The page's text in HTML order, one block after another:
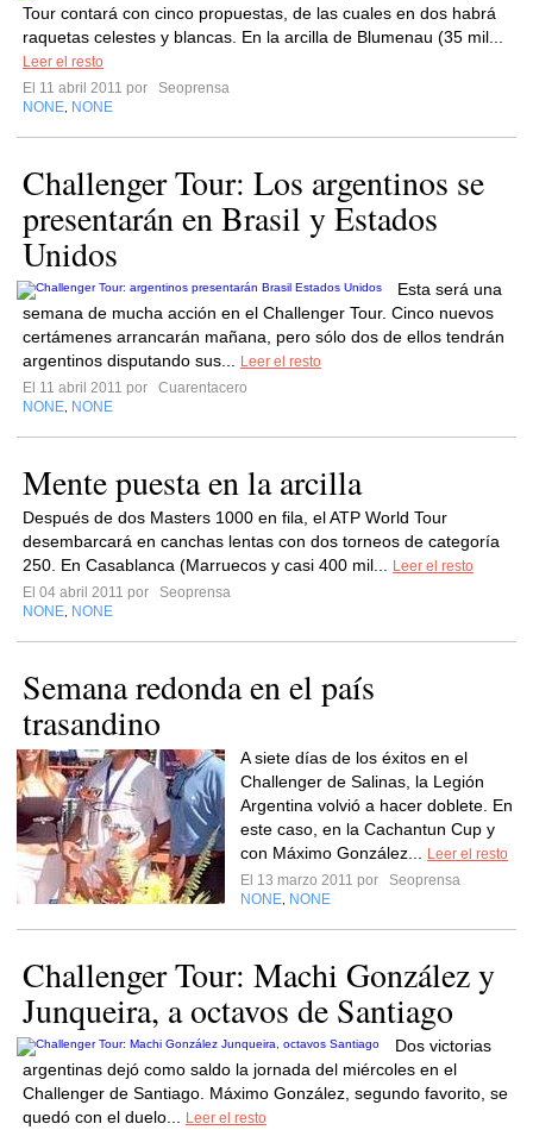
Tour contará con cinco propuestas, de las cuales en dos habrá
raquetas celestes y blancas. En la arcilla de Blumenau (35 mil...
Leer el resto
El 11 abril 2011 por
Seoprensa
NONE NONE
Challenger Tour: Los argentinos se
presentarán en Brasil y Estados
Unidos
Esta será una
semana de mucha acción en el Challenger Tour. Cinco nuevos
certámenes arrancarán mañana, pero sólo dos de ellos tendrán
argentinos disputando sus...
Leer el resto
El 11 abril 2011 por
Cuarentacero
NONE NONE
Mente puesta en la arcilla
Después de dos Masters 1000 en fila, el ATP World Tour
desembarcará en canchas lentas con dos torneos de categoría
250. En Casablanca (Marruecos y casi 400 mil...
Leer el resto
El 04 abril 2011 por
Seoprensa
NONE NONE
Semana redonda en el país
trasandino
A siete días de los éxitos en el
Challenger de Salinas, la Legión
Argentina volvió a hacer doblete. En
este caso, en la Cachantun Cup y
con Máximo González...
Leer el resto
El 13 marzo 2011 por
Seoprensa
NONE NONE
Challenger Tour: Machi González y
Junqueira, a octavos de Santiago
Dos victorias
argentinas dejó como saldo la jornada del miércoles en el
Challenger de Santiago. Máximo González, segundo favorito, se
quedó con el duelo...
Leer el resto